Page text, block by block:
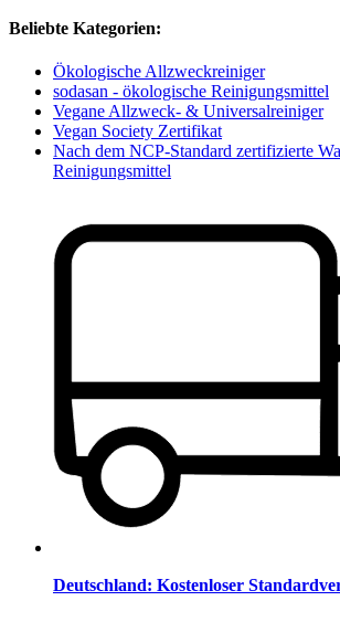
Beliebte Kategorien:
Ökologische Allzweckreiniger
sodasan - ökologische Reinigungsmittel
Vegane Allzweck- & Universalreiniger
Vegan Society Zertifikat
Nach dem NCP-Standard zertifizierte
Reinigungsmittel
Deutschland: Kostenloser